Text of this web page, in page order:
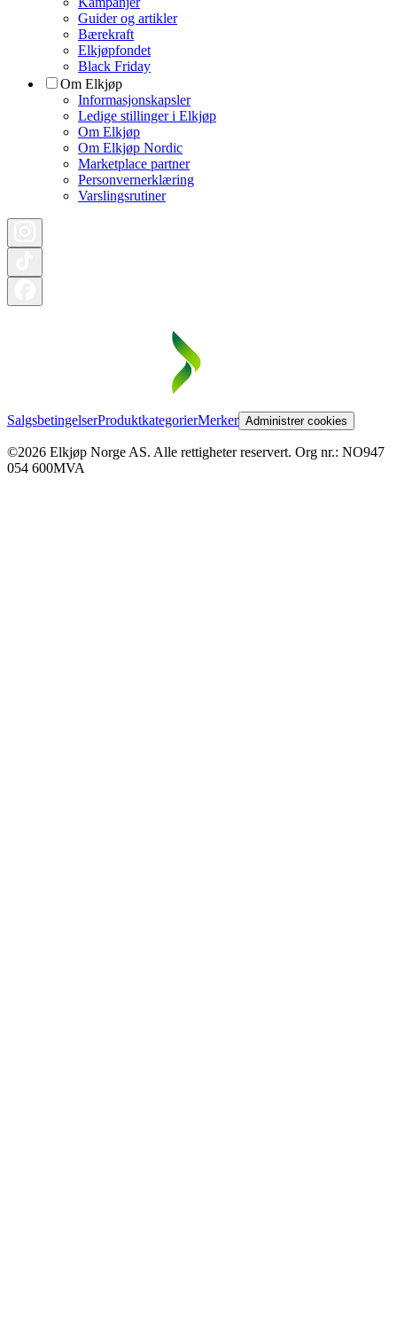
Guider og artikler
Bærekraft
Elkjøpfondet
Black Friday
Om Elkjøp
Informasjonskapsler
Ledige stillinger i Elkjøp
Om Elkjøp
Om Elkjøp Nordic
Marketplace partner
Personvernerklæring
Varslingsrutiner
SalgsbetingelserProduktkategorierMerker Administrer cookies
©2026 Elkjøp Norge AS. Alle rettigheter reservert. Org nr.: NO947
054 600MVA